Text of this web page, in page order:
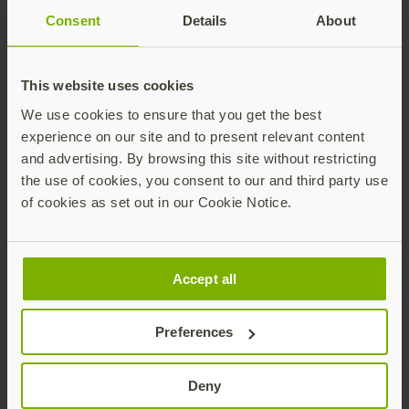
Consent Details About
This website uses cookies
We use cookies to ensure that you get the best
experience on our site and to present relevant content
and advertising. By browsing this site without restricting
the use of cookies, you consent to our and third party use
of cookies as set out in our Cookie Notice.
Accept all
Preferences
Deny
Join our newsletter
Distributed monthly, it includes product news,
discounts. Unsubscribe anytime.
By subscribing you agree to our Privacy Policy
Subscribe
Produits